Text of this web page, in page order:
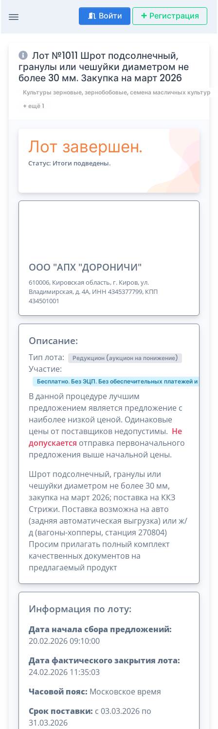
Войти Регистрация
Лот №1011 Шрот подсолнечный,
гранулы или чешуйки диаметром не
более 30 мм. Закупка на март 2026
Культуры зерновые, зернобобовые, семена масличных культур
+ ещё 1
Лот завершен.
Статус: Итоги подведены.
ООО "АПХ "ДОРОНИЧИ"
610006, Кировская область, г. Киров, ул.
Владимирская, д. 4А, ИНН 4345377799, КПП
434501001
Описание:
Тип лота: Редукцион (аукцион на понижение)
Участие:
Бесплатно. Без ЭЦП. Без обеспечительных платежей и
В данной процедуре лучшим
предложением является предложение с
наиболее низкой ценой. Одинаковые
цены от поставщиков недопустимы. Не
допускается отправка первоначального
предложения выше начальной цены.
Шрот подсолнечный, гранулы или
чешуйки диаметром не более 30 мм,
закупка на март 2026; поставка на ККЗ
Стрижи. Поставка возможна на авто
(задняя автоматическая выгрузка) или ж/
д (вагоны-хопперы, станция 270804)
Просим прилагать полный комплект
качественных документов на
предлагаемый продукт
Информация по лоту:
Дата начала сбора предложений:
20.02.2026 09:10:00
Дата фактического закрытия лота:
24.02.2026 11:35:03
Часовой пояс: Московское время
Срок поставки: с 03.03.2026 по
31.03.2026